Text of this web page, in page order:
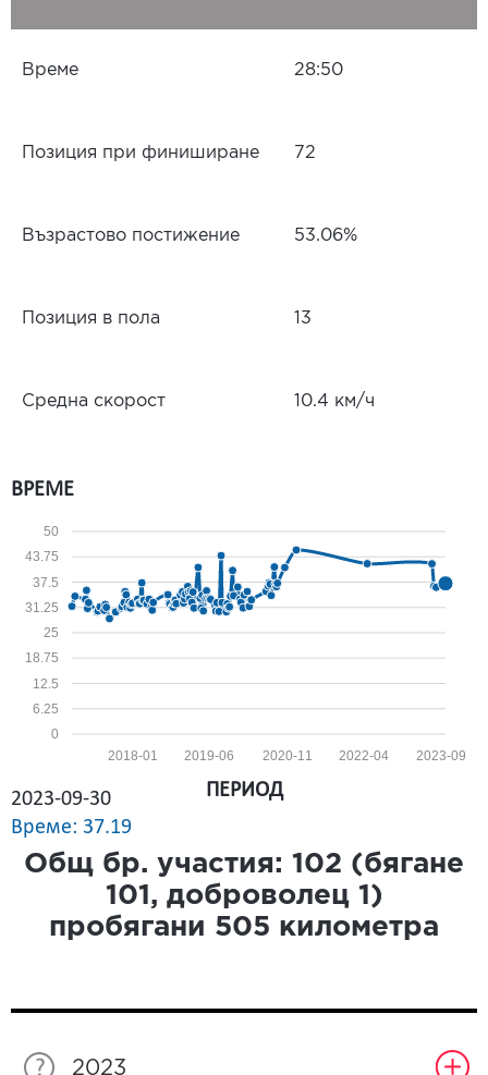
Време 28:50
Позиция при финиширане 72
Възрастово постижение 53.06%
Позиция в пола 13
Средна скорост 10.4 км/ч
ВРЕМЕ
0
6.25
12.5
18.75
25
31.25
37.5
43.75
50
2023-09
2022-04
2020-11
2019-06
2018-01
2023-09-30
Време: 37.19
ПЕРИОД
Общ бр. участия: 102 (бягане
101 , доброволец 1 )
пробягани 505 километра
2023